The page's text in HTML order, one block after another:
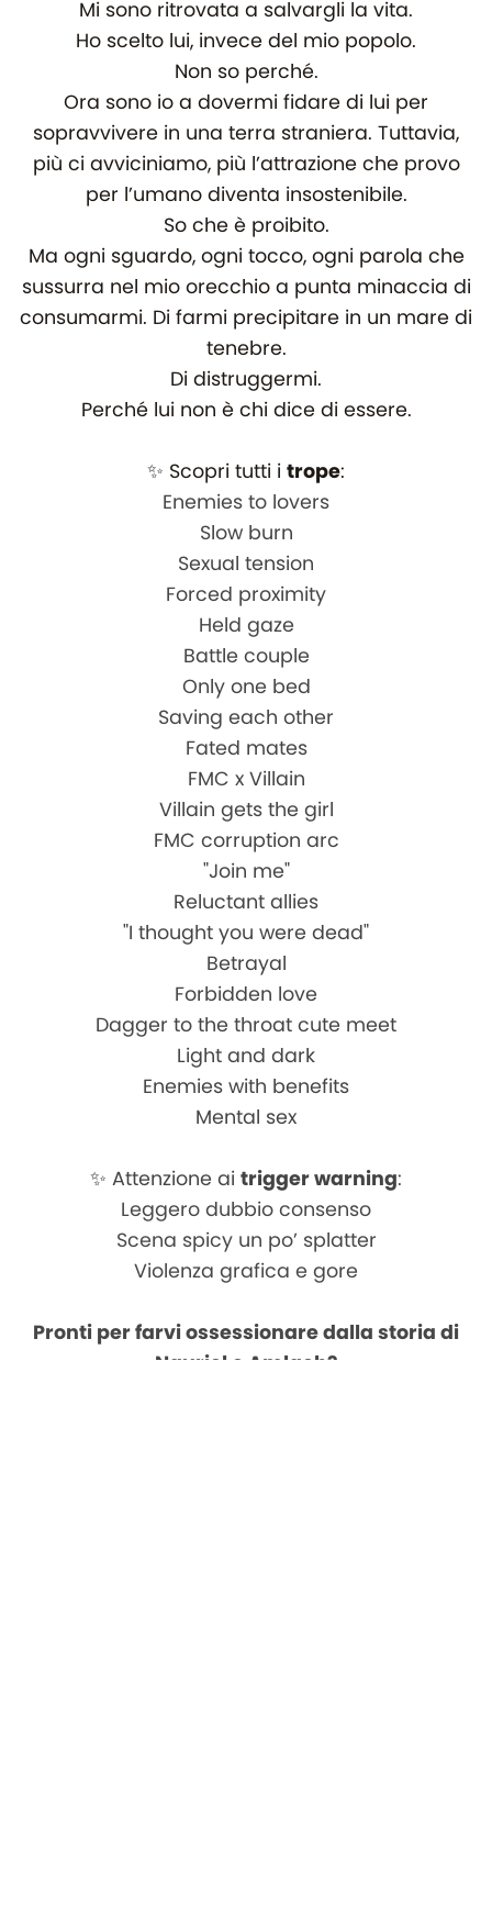
Mi sono ritrovata a salvargli la vita.
Ho scelto lui, invece del mio popolo.
Non so perché.
Ora sono io a dovermi fidare di lui per
sopravvivere in una terra straniera. Tuttavia,
più ci avviciniamo, più l’attrazione che provo
per l’umano diventa insostenibile.
So che è proibito.
Ma ogni sguardo, ogni tocco, ogni parola che
sussurra nel mio orecchio a punta minaccia di
consumarmi. Di farmi precipitare in un mare di
tenebre.
Di distruggermi.
Perché lui non è chi dice di essere.
✨ Scopri tutti i trope:
Enemies to lovers
Slow burn
Sexual tension
Forced proximity
Held gaze
Battle couple
Only one bed
Saving each other
Fated mates
FMC x Villain
Villain gets the girl
FMC corruption arc
"Join me"
Reluctant allies
"I thought you were dead"
Betrayal
Forbidden love
Dagger to the throat cute meet
Light and dark
Enemies with benefits
Mental sex
✨ Attenzione ai trigger warning:
Leggero dubbio consenso
Scena spicy un po’ splatter
Violenza grafica e gore
Pronti per farvi ossessionare dalla storia di
Nauriel e Amlach?